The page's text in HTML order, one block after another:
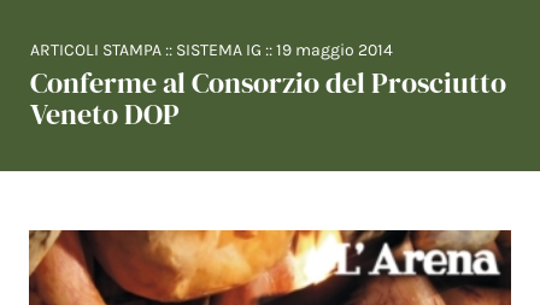
ARTICOLI STAMPA :: SISTEMA IG ::19 maggio 2014
Conferme al Consorzio del Prosciutto
Veneto DOP